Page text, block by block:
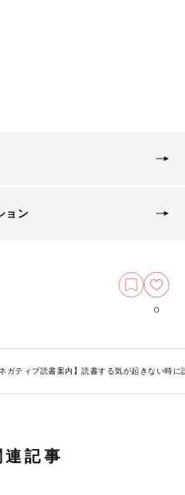
ョン
0
ネガティブ読書案内】読書する気が起きない時
連記事